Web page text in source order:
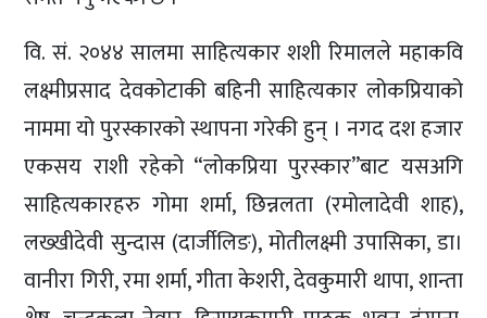
वि. सं. २०४४ सालमा साहित्यकार शशी रिमालले महाकवि
लक्ष्मीप्रसाद देवकोटाकी बहिनी साहित्यकार लोकप्रियाको
नाममा यो पुरस्कारको स्थापना गरेकी हुन् । नगद दश हजार
एकसय राशी रहेको “लोकप्रिया पुरस्कार”बाट यसअगि
साहित्यकारहरु गोमा शर्मा, छिन्नलता (रमोलादेवी शाह),
लख्खीदेवी सुन्दास (दार्जीलिङ), मोतीलक्ष्मी उपासिका, डा।
वानीरा गिरी, रमा शर्मा, गीता केशरी, देवकुमारी थापा, शान्ता